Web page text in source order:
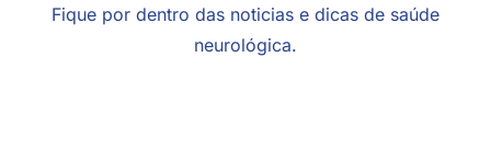
Fique por dentro das noticias e dicas de saúde
neurológica.